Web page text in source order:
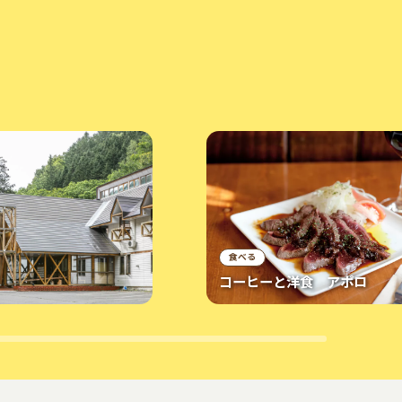
食べる
コーヒーと洋食 アポロ